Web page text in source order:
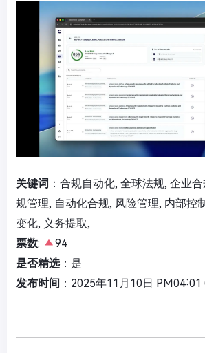
关键词 ：合规自动化, 全球法规, 企业
规管理, 自动化合规, 风险管理, 内部控
变化, 义务提取,
票数:
94
是否精选：是
发布时间 ：2025年11月10日 PM04:01